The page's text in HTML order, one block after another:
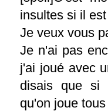
insultes si il
Je veux vous
Je n'ai pas
j'ai joué avec
disais que si
qu'on joue